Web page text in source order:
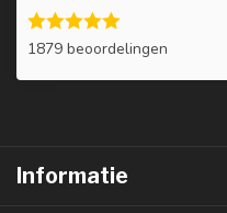
1879 beoordelingen
Informatie